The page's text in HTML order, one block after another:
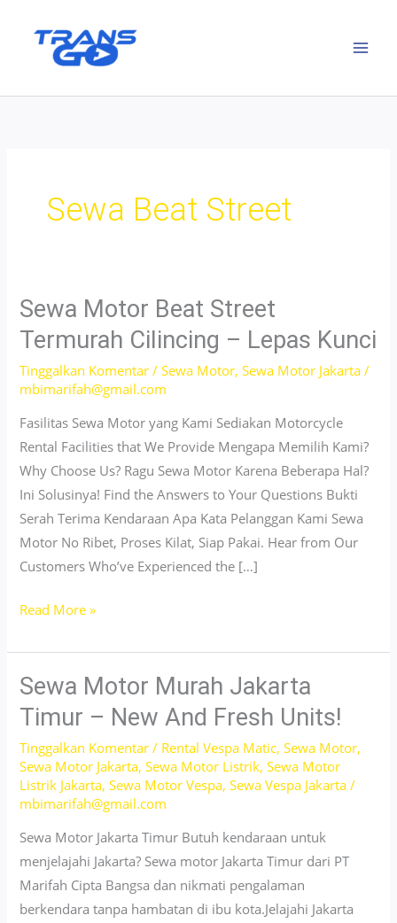
Sewa Beat Street
Sewa Motor Beat Street
Termurah Cilincing – Lepas Kunci
Tinggalkan Komentar /Sewa Motor,Sewa Motor Jakarta /
mbimarifah@gmail.com
Fasilitas Sewa Motor yang Kami Sediakan Motorcycle
Rental Facilities that We Provide Mengapa Memilih Kami?
Why Choose Us? Ragu Sewa Motor Karena Beberapa Hal?
Ini Solusinya! Find the Answers to Your Questions Bukti
Serah Terima Kendaraan Apa Kata Pelanggan Kami Sewa
Motor No Ribet, Proses Kilat, Siap Pakai. Hear from Our
Customers Who’ve Experienced the […]
Sewa
Beat
Street
Termurah
Cilincing
–
Lepas
Kunci
Read More »
Sewa Motor Murah Jakarta
Timur – New And Fresh Units!
Tinggalkan Komentar / Rental Vespa Matic,Sewa Motor,
Sewa Motor Jakarta,Sewa Motor Listrik,Sewa Motor
Listrik Jakarta,Sewa Motor Vespa,Sewa Vespa Jakarta /
mbimarifah@gmail.com
Sewa Motor Jakarta Timur Butuh kendaraan untuk
menjelajahi Jakarta? Sewa motor Jakarta Timur dari PT
Marifah Cipta Bangsa dan nikmati pengalaman
berkendara tanpa hambatan di ibu kota.Jelajahi Jakarta